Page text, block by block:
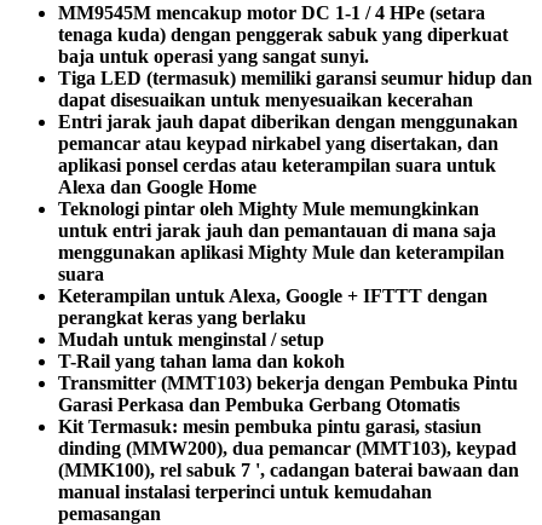
MM9545M mencakup motor DC 1-1 / 4 HPe (setara
tenaga kuda) dengan penggerak sabuk yang diperkuat
baja untuk operasi yang sangat sunyi.
Tiga LED (termasuk) memiliki garansi seumur hidup dan
dapat disesuaikan untuk menyesuaikan kecerahan
Entri jarak jauh dapat diberikan dengan menggunakan
pemancar atau keypad nirkabel yang disertakan, dan
aplikasi ponsel cerdas atau keterampilan suara untuk
Alexa dan Google Home
Teknologi pintar oleh Mighty Mule memungkinkan
untuk entri jarak jauh dan pemantauan di mana saja
menggunakan aplikasi Mighty Mule dan keterampilan
suara
Keterampilan untuk Alexa, Google + IFTTT dengan
perangkat keras yang berlaku
Mudah untuk menginstal / setup
T-Rail yang tahan lama dan kokoh
Transmitter (MMT103) bekerja dengan Pembuka Pintu
Garasi Perkasa dan Pembuka Gerbang Otomatis
Kit Termasuk: mesin pembuka pintu garasi, stasiun
dinding (MMW200), dua pemancar (MMT103), keypad
(MMK100), rel sabuk 7 ', cadangan baterai bawaan dan
manual instalasi terperinci untuk kemudahan
pemasangan